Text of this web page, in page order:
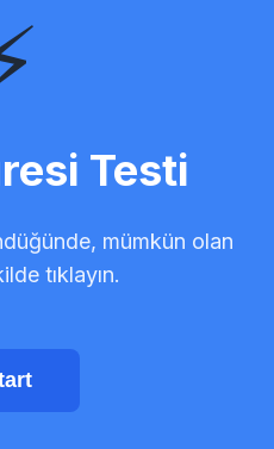
Testi
mümkün olan
tıklayın.